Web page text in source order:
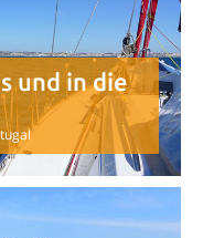
und in die